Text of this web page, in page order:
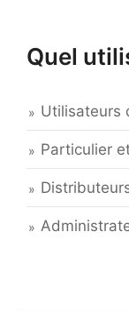
Quel
Utilisateurs
Particulier